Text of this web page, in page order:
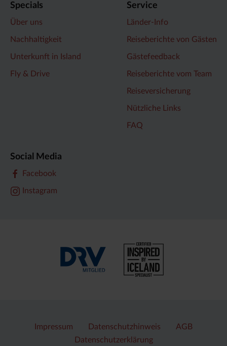
Specials
Über uns
Nachhaltigkeit
Unterkunft in Island
Fly & Drive
Service
Länder-Info
Reiseberichte von Gästen
Gästefeedback
Reiseberichte vom Team
Reiseversicherung
Nützliche Links
FAQ
Social Media
Facebook
Instagram
Impressum Datenschutzhinweis
AGB
Datenschutzerklärung